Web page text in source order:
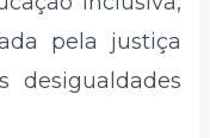
pela justiça
desigualdades